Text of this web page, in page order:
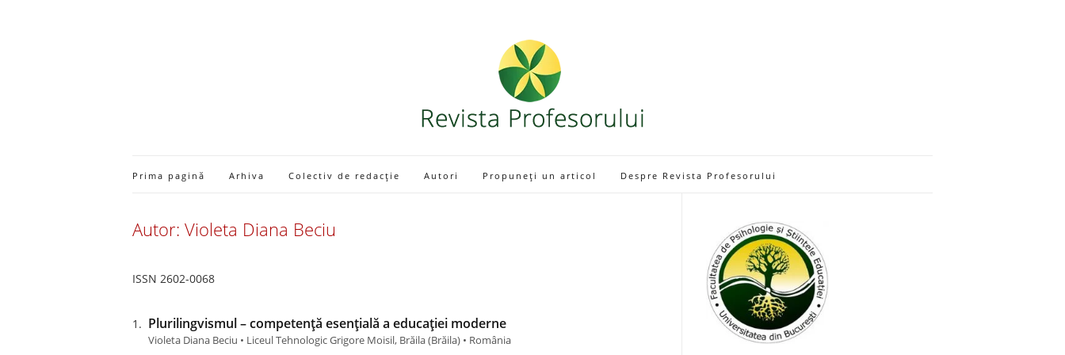
Prima pagină Arhiva Colectiv de redacție Autori Propuneți un articol Despre Revista Profesorului
Autor: Violeta Diana Beciu
ISSN 2602-0068
Plurilingvismul – competență esențială a educației moderne
Violeta Diana Beciu • Liceul Tehnologic Grigore Moisil, Brăila (Brăila) • România